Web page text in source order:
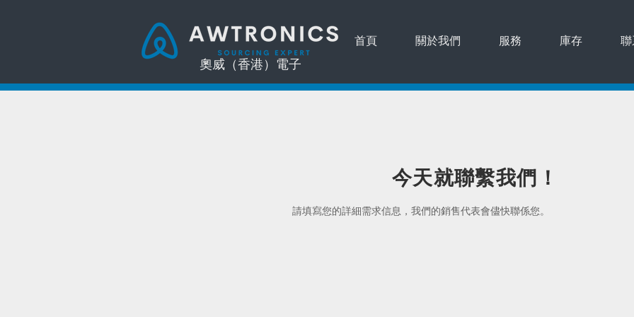
奧威（香港）電子
首頁 關於我們 服務 庫存
今天就聯繫我們！
請填寫您的詳細需求信息，我們的銷售代表會儘快聯係您。